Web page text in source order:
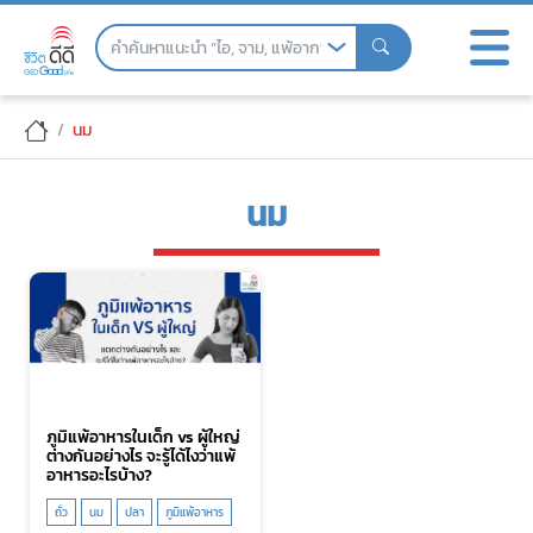
Skip
นม
นม
ภูมิแพ้อาหารในเด็ก vs ผู้ใหญ่
ต่างกันอย่างไร จะรู้ได้ไงว่าแพ้
อาหารอะไรบ้าง?
ถั่ว นม ปลา ภูมิแพ้อาหาร